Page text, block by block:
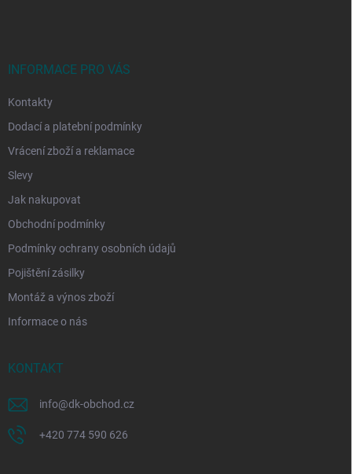
INFORMACE PRO VÁS
Kontakty
Dodací a platební podmínky
Vrácení zboží a reklamace
Slevy
Jak nakupovat
Obchodní podmínky
Podmínky ochrany osobních údajů
Pojištění zásilky
Montáž a výnos zboží
Informace o nás
KONTAKT
info@dk-obchod.cz
+420 774 590 626